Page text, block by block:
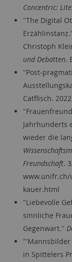
Concentric:
"The Digital
Christoph
und Debatten.
"Post-
Catflisch.
Jahrhunderts
wieder die
Freundschaft.
kauer.html
"Liebevolle
sinnliche
Gegenwart."
"'Mannsbilder
in Spittelers